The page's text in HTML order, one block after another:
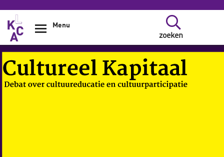
Overslaan en naar de inhoud gaan
zoeken
Menu